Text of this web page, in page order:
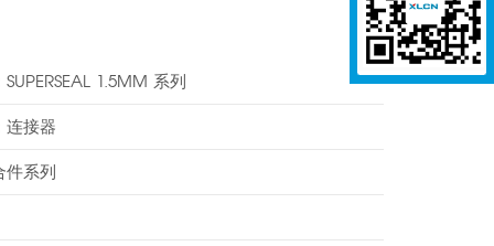
SUPERSEAL 1.5MM 系列
连接器
件系列